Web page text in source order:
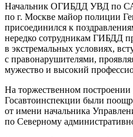
Начальник ОГИБДД УВД по
по г. Москве майор полиции
присоединился к
нередко сотрудникам ГИБДД
в экстремальных условиях,
с правонарушителями,
мужество и высокий
На торжественном построении
Госавтоинспекции были
от имени начальника
по Северному